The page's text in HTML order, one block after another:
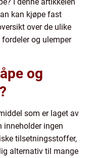
kan kjøpe fast
over de ulike
og ulemper
og
som er laget av
inneholder ingen
tilsetningsstoffer,
alternativ til mange